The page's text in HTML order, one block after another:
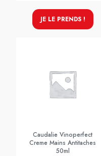
JE LE PRENDS !
Caudalie Vinoperfect
Creme Mains Antitaches
50ml